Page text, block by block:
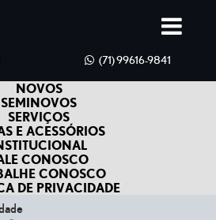
(71) 99616-9841
NOVOS
SEMINOVOS
SERVIÇOS
E ACESSÓRIOS
CONOSCO
CONOSCO
DE PRIVACIDADE